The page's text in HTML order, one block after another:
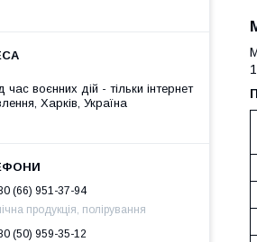
час воєнних дій - тільки інтернет
Харків, Україна
(66) 951-37-94
продукція, полірування
(50) 959-35-12